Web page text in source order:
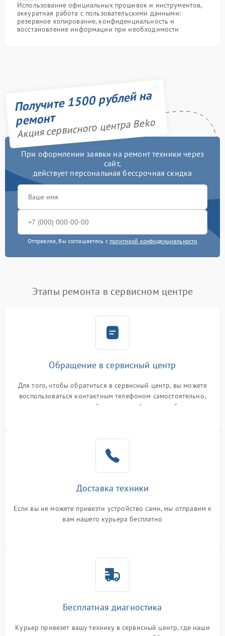
Использование официальных прошивок и инструментов,
аккуратная работа с пользовательскими данными:
резервное копирование, конфиденциальность и
восстановление информации при необходимости
Получите 1500 рублей на
ремонт
Акция сервисного центра Beko
При оформлении заявки на ремонт техники через
сайт,
действует персональная бессрочная скидка
Отправляя, Вы соглашаетесь с политикой конфиденциальности
Этапы ремонта в сервисном центре
Обращение в сервисный центр
Для того, чтобы обратиться в сервисный центр, вы можете
воспользоваться контактным телефоном самостоятельно,
или оставить свой номер телефона на сайте
Доставка техники
Если вы не можете привезти устройство сами, мы отправим к
вам нашего курьера бесплатно
Бесплатная диагностика
Курьер привезет вашу технику в сервисный центр, где наши